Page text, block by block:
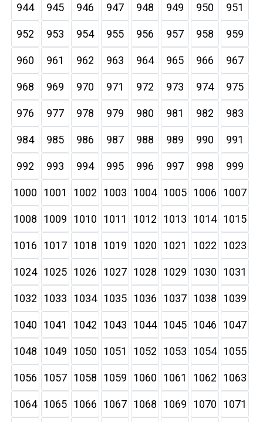
944 945 946 947 948 949 950 951
952 953 954 955 956 957 958 959
960 961 962 963 964 965 966 967
968 969 970 971 972 973 974 975
976 977 978 979 980 981 982 983
984 985 986 987 988 989 990 991
992 993 994 995 996 997 998 999
1000 1001 1002 1003 1004 1005 1006 1007
1008 1009 1010 1011 1012 1013 1014 1015
1016 1017 1018 1019 1020 1021 1022 1023
1024 1025 1026 1027 1028 1029 1030 1031
1032 1033 1034 1035 1036 1037 1038 1039
1040 1041 1042 1043 1044 1045 1046 1047
1048 1049 1050 1051 1052 1053 1054 1055
1056 1057 1058 1059 1060 1061 1062 1063
1064 1065 1066 1067 1068 1069 1070 1071